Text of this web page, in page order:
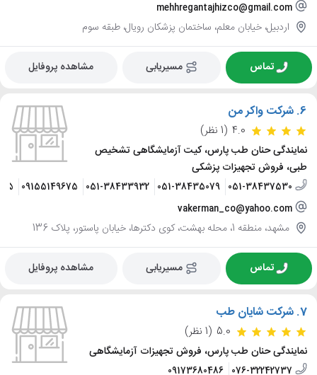
mehhregantajhizco@gmail.com
اردبیل، خیابان معلم، ساختمان پزشکان رویال، طبقه سوم
تماس مسیریابی مشاهده پروفایل
6. شرکت واکر من
4.0 (1 نظر)
نمایندگی حنان طب پارس، کیت آزمایشگاهی تشخیص
طبی، فروش تجهیزات پزشکی
051-38437530
051-38435079
051-38433932
09155149675
vakerman_co@yahoo.com
مشهد، منطقه 1، محله بهشت، کوی دکترها، خیابان پاستور، پلاک 136
تماس مسیریابی مشاهده پروفایل
7. شرکت شایان طب
5.0 (1 نظر)
نمایندگی حنان طب پارس، فروش تجهیزات آزمایشگاهی
076-32242737
09173680486